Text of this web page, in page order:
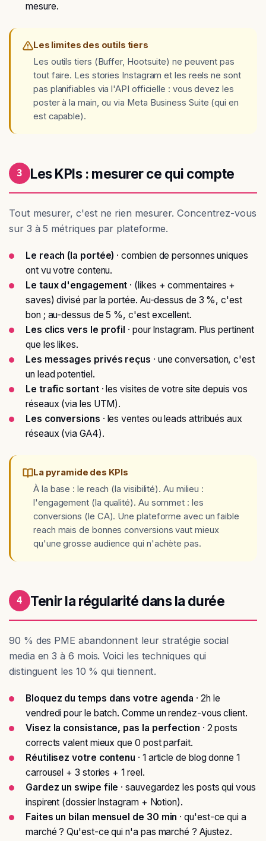
mesure.
Les limites des outils tiers
Les outils tiers (Buffer, Hootsuite) ne peuvent pas
tout faire. Les stories Instagram et les reels ne sont
pas planifiables via l'API officielle : vous devez les
poster à la main, ou via Meta Business Suite (qui en
est capable).
3 Les KPIs : mesurer ce qui compte
Tout mesurer, c'est ne rien mesurer. Concentrez-vous
sur 3 à 5 métriques par plateforme.
Le reach (la portée) · combien de personnes uniques
ont vu votre contenu.
Le taux d'engagement · (likes + commentaires +
saves) divisé par la portée. Au-dessus de 3 %, c'est
bon ; au-dessus de 5 %, c'est excellent.
Les clics vers le profil · pour Instagram. Plus pertinent
que les likes.
Les messages privés reçus · une conversation, c'est
un lead potentiel.
Le trafic sortant· les visites de votre site depuis vos
réseaux (via les UTM).
Les conversions · les ventes ou leads attribués aux
réseaux (via GA4).
La pyramide des KPIs
À la base : le reach (la visibilité). Au milieu :
l'engagement (la qualité). Au sommet : les
conversions (le CA). Une plateforme avec un faible
reach mais de bonnes conversions vaut mieux
qu'une grosse audience qui n'achète pas.
4 Tenir la régularité dans la durée
90 % des PME abandonnent leur stratégie social
media en 3 à 6 mois. Voici les techniques qui
distinguent les 10 % qui tiennent.
Bloquez du temps dans votre agenda · 2h le
vendredi pour le batch. Comme un rendez-vous client.
Visez la consistance, pas la perfection · 2 posts
corrects valent mieux que 0 post parfait.
Réutilisez votre contenu · 1 article de blog donne 1
carrousel + 3 stories + 1 reel.
Gardez un swipe file · sauvegardez les posts qui vous
inspirent (dossier Instagram + Notion).
Faites un bilan mensuel de 30 min · qu'est-ce qui a
marché ? Qu'est-ce qui n'a pas marché ? Ajustez.